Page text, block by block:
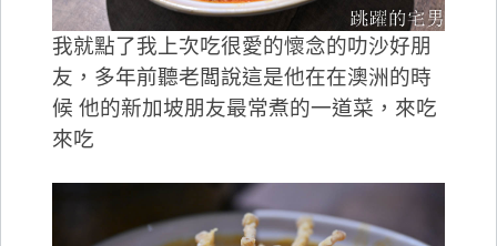
我就點了我上次吃很愛的懷念的叻沙好朋
友，多年前聽老闆說這是他在在澳洲的時
候 他的新加坡朋友最常煮的一道菜，來吃
來吃